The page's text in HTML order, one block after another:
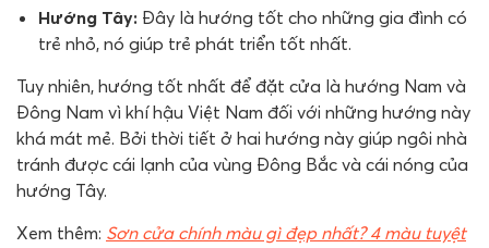
Hướng Tây: Đây là hướng tốt cho những gia đình có
trẻ nhỏ, nó giúp trẻ phát triển tốt nhất.
Tuy nhiên, hướng tốt nhất để đặt cửa là hướng Nam và
Đông Nam vì khí hậu Việt Nam đối với những hướng này
khá mát mẻ. Bởi thời tiết ở hai hướng này giúp ngôi nhà
tránh được cái lạnh của vùng Đông Bắc và cái nóng của
hướng Tây.
Xem thêm: Sơn cửa chính màu gì đẹp nhất? 4 màu tuyệt